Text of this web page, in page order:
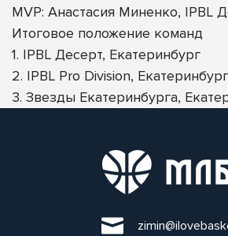
MVP: Анастасия Миненко, IPBL
Итоговое положение команд
1. IPBL Десерт, Екатеринбург
2. IPBL Pro Division, Екатеринбург
3. Звезды Екатеринбурга,